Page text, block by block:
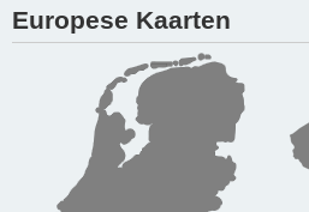
Europese Kaarten